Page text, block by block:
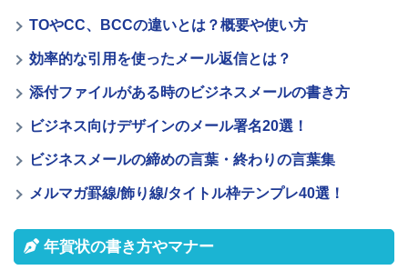
TOやCC、BCCの違いとは？概要や使い方
効率的な引用を使ったメール返信とは？
添付ファイルがある時のビジネスメールの書き方
ビジネス向けデザインのメール署名20選！
ビジネスメールの締めの言葉・終わりの言葉集
メルマガ罫線/飾り線/タイトル枠テンプレ40選！
年賀状の書き方やマナー